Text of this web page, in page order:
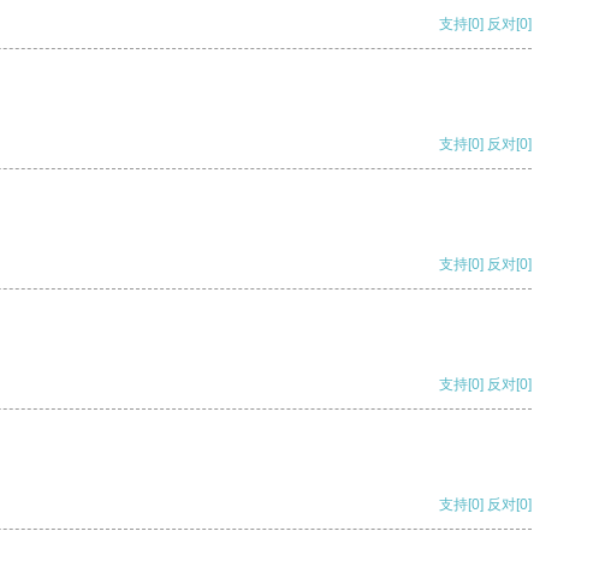
支持[0] 反对[0]
支持[0] 反对[0]
支持[0] 反对[0]
支持[0] 反对[0]
支持[0] 反对[0]